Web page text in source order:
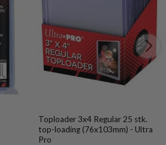
Toploader 3x4 Regular 25 stk.
top-loading (76x103mm) - Ultra
Pro